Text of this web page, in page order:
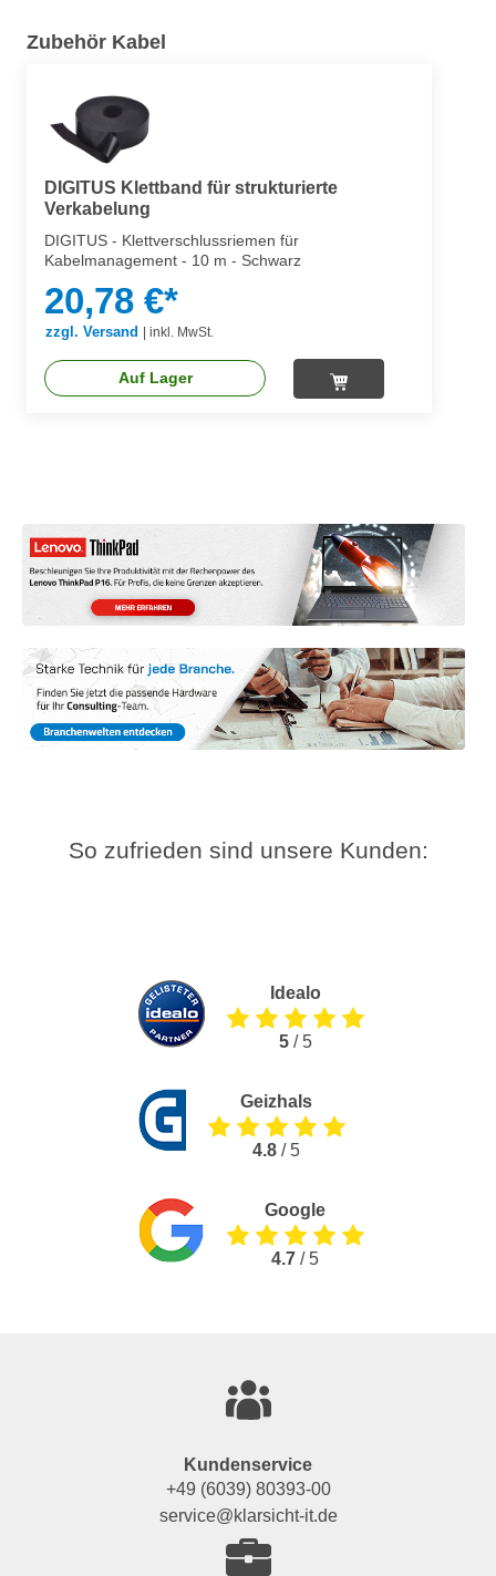
Zubehör Kabel
DIGITUS Klettband für strukturierte
Verkabelung
DIGITUS - Klettverschlussriemen für
Kabelmanagement - 10 m - Schwarz
20,78 €*
zzgl. Versand inkl. MwSt.
Auf Lager
So zufrieden sind unsere Kunden:
Idealo
5/ 5
Geizhals
4.8 / 5
Google
4.7 / 5
Kundenservice
+49 (6039) 80393-00
service@klarsicht-it.de